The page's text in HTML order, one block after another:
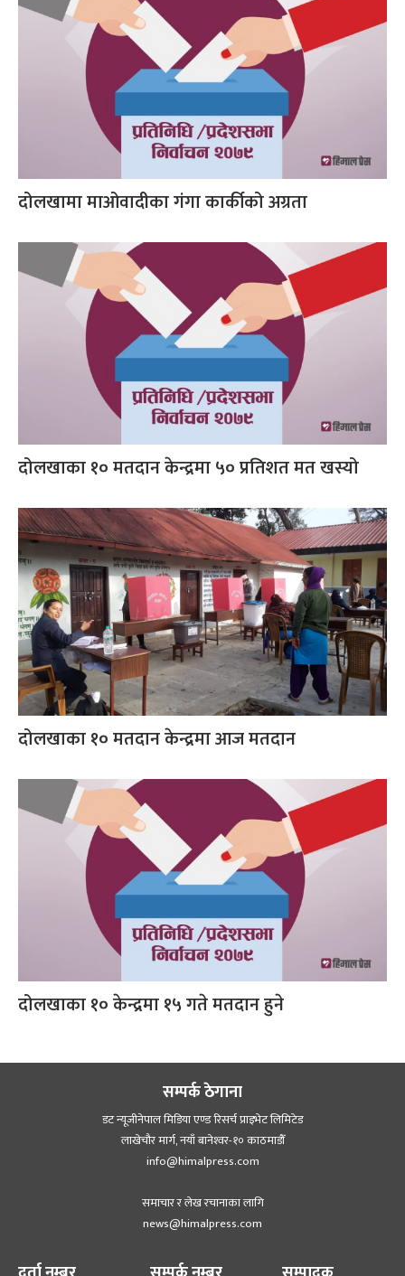
दोलखामा माओवादीका गंगा कार्कीको अग्रता
दोलखाका १० मतदान केन्द्रमा ५० प्रतिशत मत खस्यो
दोलखाका १० मतदान केन्द्रमा आज मतदान
दोलखाका १० केन्द्रमा १५ गते मतदान हुने
सम्पर्क ठेगाना
डट न्यूजीनेपाल मिडिया एण्ड रिसर्च प्राइभेट लिमिटेड
लाखेचौर मार्ग, नयाँ बानेश्‍वर-१० काठमाडौँ
info@himalpress.com
समाचार र लेख रचानाका लागि
news@himalpress.com